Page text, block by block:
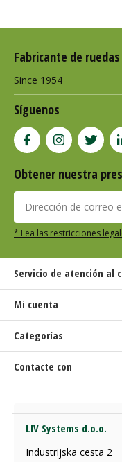
Fabricante de ruedas
Since 1954
Síguenos
Obtener nuestra
* Lea las restricciones
Servicio de atención al
Mi cuenta
Categorías
Contacte con
LIV Systems d.o.o.
Industrijska cesta 2